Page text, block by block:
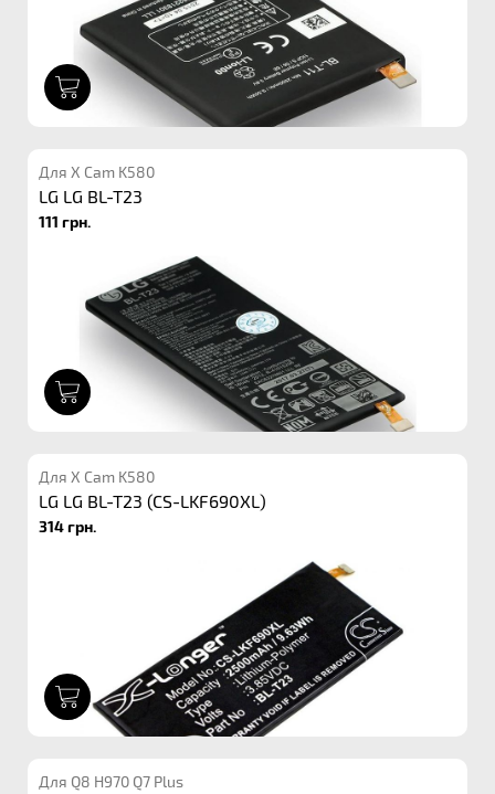
Для X Cam K580
LG LG BL-T23
111 грн.
Для X Cam K580
LG LG BL-T23 (CS-LKF690XL)
314 грн.
Для Q8 H970 Q7 Plus